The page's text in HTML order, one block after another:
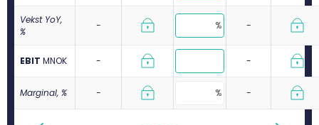
Vekst YoY,
%
- -
EBIT MNOK - -
Marginal, % - -